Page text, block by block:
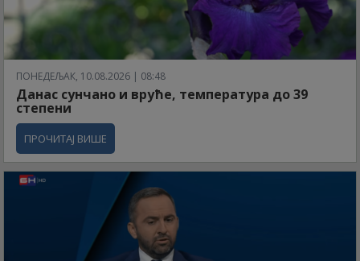
ПОНЕДЕЉАК, 10.08.2026 | 08:48
Данас сунчано и вруће, температура до 39
степени
ПРОЧИТАЈ ВИШЕ